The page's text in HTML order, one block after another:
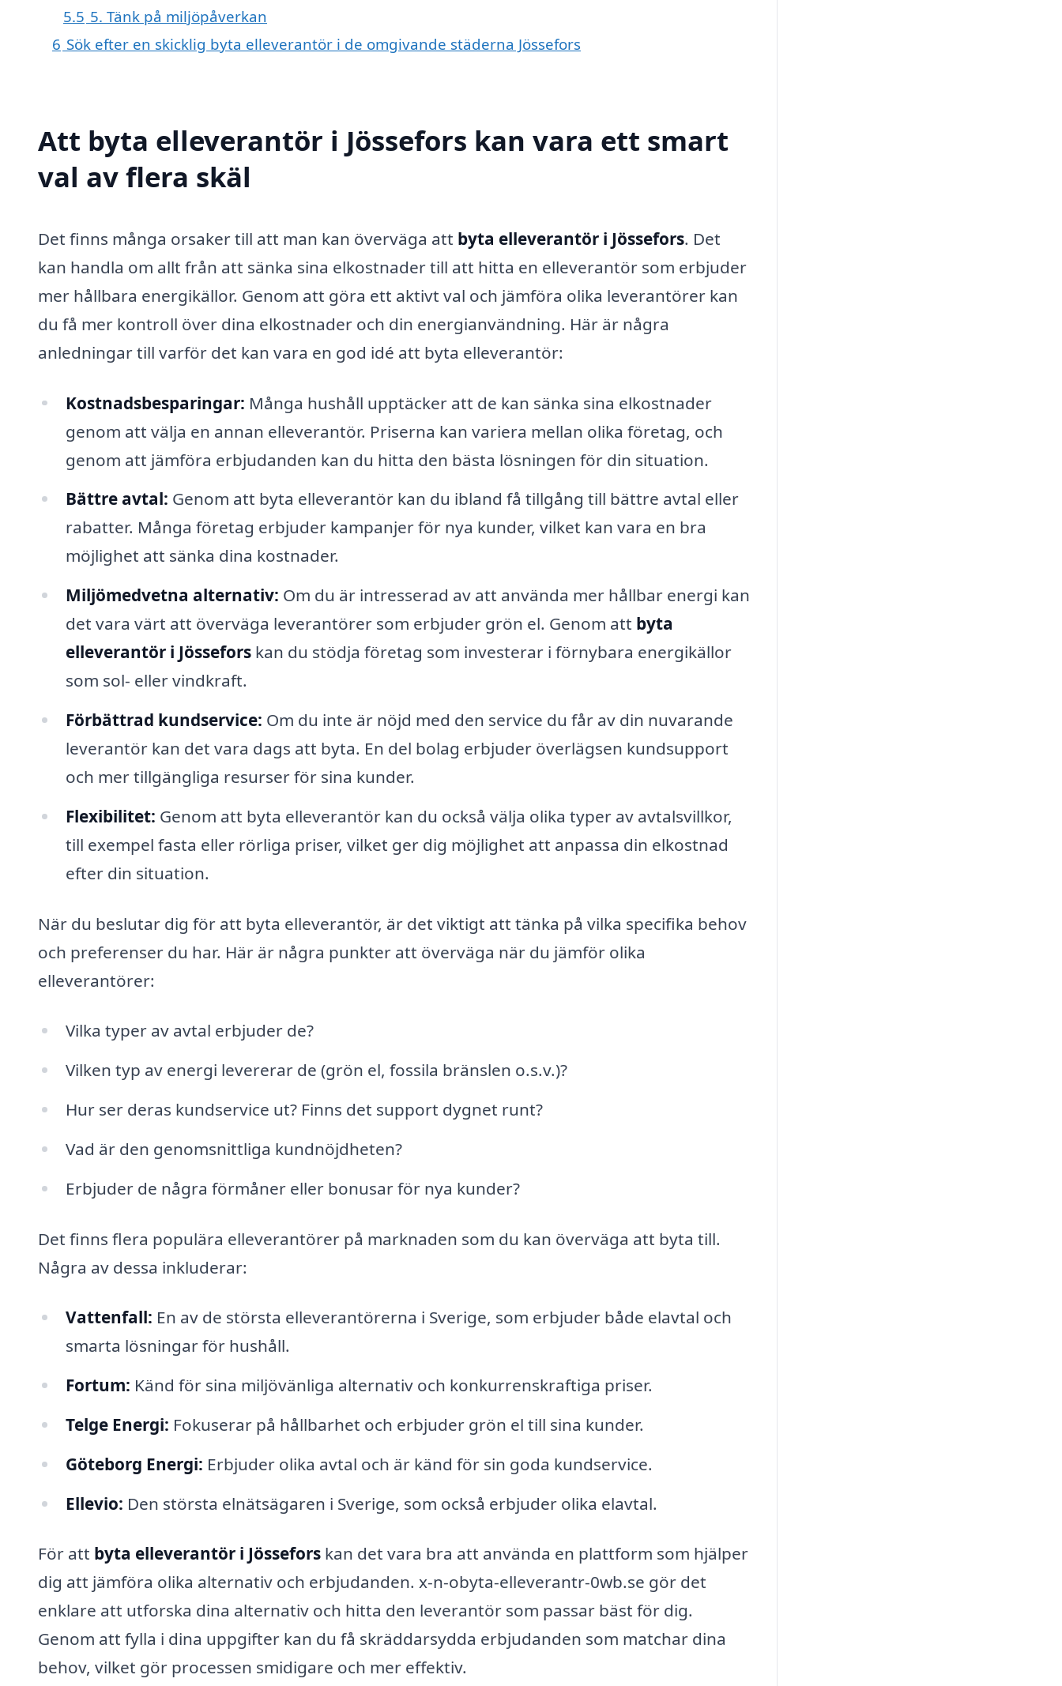
5.5 5. Tänk på miljöpåverkan
6 Sök efter en skicklig byta elleverantör i de omgivande städerna Jössefors
Att byta elleverantör i Jössefors kan vara ett smart
val av flera skäl
Det finns många orsaker till att man kan överväga att byta elleverantör i Jössefors. Det
kan handla om allt från att sänka sina elkostnader till att hitta en elleverantör som erbjuder
mer hållbara energikällor. Genom att göra ett aktivt val och jämföra olika leverantörer kan
du få mer kontroll över dina elkostnader och din energianvändning. Här är några
anledningar till varför det kan vara en god idé att byta elleverantör:
Kostnadsbesparingar: Många hushåll upptäcker att de kan sänka sina elkostnader
genom att välja en annan elleverantör. Priserna kan variera mellan olika företag, och
genom att jämföra erbjudanden kan du hitta den bästa lösningen för din situation.
Bättre avtal: Genom att byta elleverantör kan du ibland få tillgång till bättre avtal eller
rabatter. Många företag erbjuder kampanjer för nya kunder, vilket kan vara en bra
möjlighet att sänka dina kostnader.
Miljömedvetna alternativ: Om du är intresserad av att använda mer hållbar energi kan
det vara värt att överväga leverantörer som erbjuder grön el. Genom att byta
elleverantör i Jösseforskan du stödja företag som investerar i förnybara energikällor
som sol- eller vindkraft.
Förbättrad kundservice: Om du inte är nöjd med den service du får av din nuvarande
leverantör kan det vara dags att byta. En del bolag erbjuder överlägsen kundsupport
och mer tillgängliga resurser för sina kunder.
Flexibilitet: Genom att byta elleverantör kan du också välja olika typer av avtalsvillkor,
till exempel fasta eller rörliga priser, vilket ger dig möjlighet att anpassa din elkostnad
efter din situation.
När du beslutar dig för att byta elleverantör, är det viktigt att tänka på vilka specifika behov
och preferenser du har. Här är några punkter att överväga när du jämför olika
elleverantörer:
Vilka typer av avtal erbjuder de?
Vilken typ av energi levererar de (grön el, fossila bränslen o.s.v.)?
Hur ser deras kundservice ut? Finns det support dygnet runt?
Vad är den genomsnittliga kundnöjdheten?
Erbjuder de några förmåner eller bonusar för nya kunder?
Det finns flera populära elleverantörer på marknaden som du kan överväga att byta till.
Några av dessa inkluderar:
Vattenfall: En av de största elleverantörerna i Sverige, som erbjuder både elavtal och
smarta lösningar för hushåll.
Fortum: Känd för sina miljövänliga alternativ och konkurrenskraftiga priser.
Telge Energi: Fokuserar på hållbarhet och erbjuder grön el till sina kunder.
Göteborg Energi: Erbjuder olika avtal och är känd för sin goda kundservice.
Ellevio: Den största elnätsägaren i Sverige, som också erbjuder olika elavtal.
För att byta elleverantör i Jössefors kan det vara bra att använda en plattform som hjälper
dig att jämföra olika alternativ och erbjudanden. x-n-obyta-elleverantr-0wb.se gör det
enklare att utforska dina alternativ och hitta den leverantör som passar bäst för dig.
Genom att fylla i dina uppgifter kan du få skräddarsydda erbjudanden som matchar dina
behov, vilket gör processen smidigare och mer effektiv.